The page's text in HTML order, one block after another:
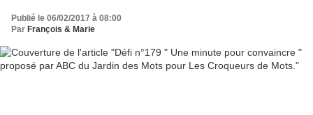
Publié le 06/02/2017 à 08:00
Par François & Marie